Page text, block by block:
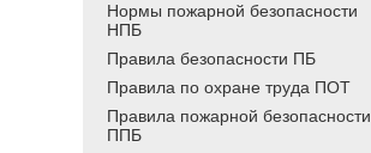
Нормы пожарной безопасности
НПБ
Правила безопасности ПБ
Правила по охране труда ПОТ
Правила пожарной безопасности
ППБ